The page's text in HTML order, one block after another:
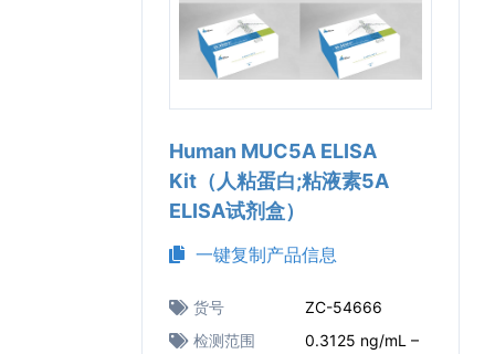
Human MUC5A ELISA
Kit（人粘蛋白;粘液素5A
ELISA试剂盒）
一键复制产品信息
货号
ZC-54666
检测范围
0.3125 ng/mL –